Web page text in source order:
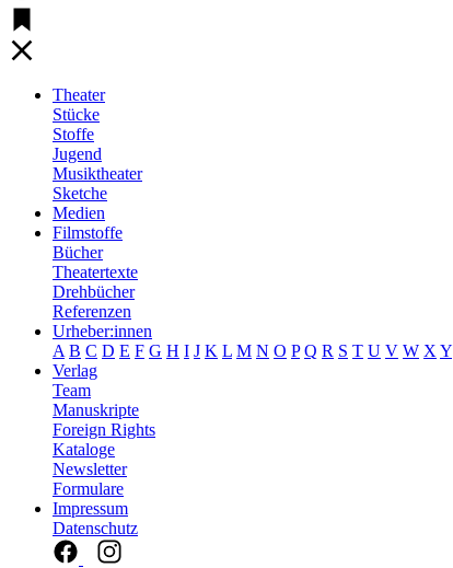
Theater
Stücke
Stoffe
Jugend
Musiktheater
Sketche
Medien
Filmstoffe
Bücher
Theatertexte
Drehbücher
Referenzen
Urheber:innen
A B C D E F G H I J K L M N O P Q R S T U V W X Y
Verlag
Team
Manuskripte
Foreign Rights
Kataloge
Newsletter
Formulare
Impressum
Datenschutz